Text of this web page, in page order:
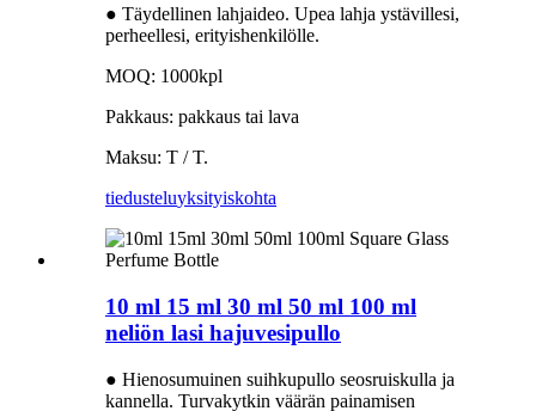
● Täydellinen lahjaideo. Upea lahja ystävillesi,
perheellesi, erityishenkilölle.
MOQ: 1000kpl
Pakkaus: pakkaus tai lava
Maksu: T / T.
tiedusteluyksityiskohta
10 ml 15 ml 30 ml 50 ml 100 ml
neliön lasi hajuvesipullo
● Hienosumuinen suihkupullo seosruiskulla ja
kannella. Turvakytkin väärän painamisen